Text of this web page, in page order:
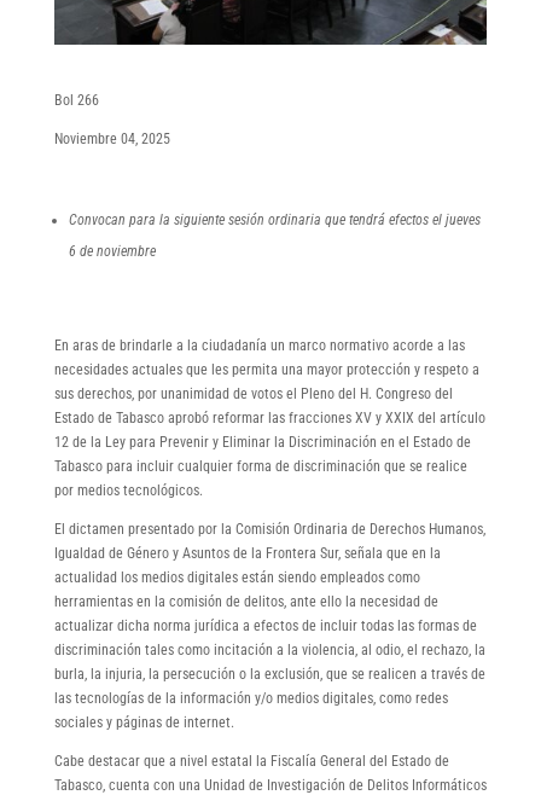
Bol 266
Noviembre 04, 2025
Convocan para la siguiente sesión ordinaria que tendrá efectos el jueves
6 de noviembre
En aras de brindarle a la ciudadanía un marco normativo acorde a las
necesidades actuales que les permita una mayor protección y respeto a
sus derechos, por unanimidad de votos el Pleno del H. Congreso del
Estado de Tabasco aprobó reformar las fracciones XV y XXIX del artículo
12 de la Ley para Prevenir y Eliminar la Discriminación en el Estado de
Tabasco para incluir cualquier forma de discriminación que se realice
por medios tecnológicos.
El dictamen presentado por la Comisión Ordinaria de Derechos Humanos,
Igualdad de Género y Asuntos de la Frontera Sur, señala que en la
actualidad los medios digitales están siendo empleados como
herramientas en la comisión de delitos, ante ello la necesidad de
actualizar dicha norma jurídica a efectos de incluir todas las formas de
discriminación tales como incitación a la violencia, al odio, el rechazo, la
burla, la injuria, la persecución o la exclusión, que se realicen a través de
las tecnologías de la información y/o medios digitales, como redes
sociales y páginas de internet.
Cabe destacar que a nivel estatal la Fiscalía General del Estado de
Tabasco, cuenta con una Unidad de Investigación de Delitos Informáticos